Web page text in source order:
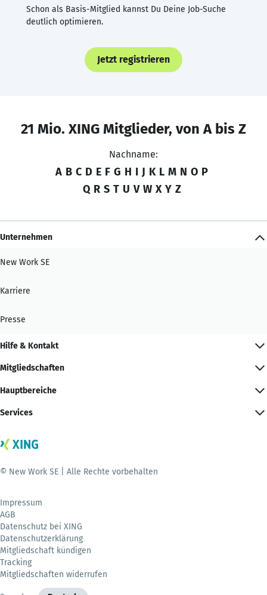
Schon als Basis-Mitglied kannst Du Deine Job-Suche
deutlich optimieren.
Jetzt registrieren
21 Mio. XING Mitglieder, von A bis Z
Nachname:
A B C D E F G H I J K L M N O P
Q R S T U V W X Y Z
Unternehmen
New Work SE
Karriere
Presse
Hilfe & Kontakt
Mitgliedschaften
Hauptbereiche
Services
© New Work SE | Alle Rechte vorbehalten
Impressum
AGB
Datenschutz bei XING
Datenschutzerklärung
Mitgliedschaft kündigen
Tracking
Mitgliedschaften widerrufen